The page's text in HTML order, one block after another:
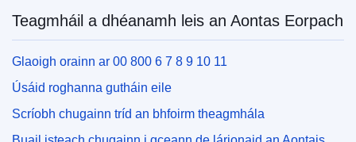
Teagmháil a dhéanamh leis an Aontas Eorpach
Glaoigh orainn ar 00 800 6 7 8 9 10 11
Úsáid roghanna gutháin eile
Scríobh chugainn tríd an bhfoirm theagmhála